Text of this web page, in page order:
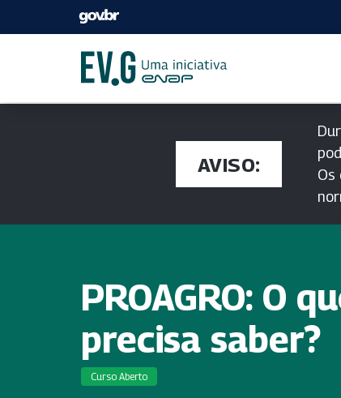
AVISO:
Os
PROAGRO: O
precisa saber?
Curso Aberto